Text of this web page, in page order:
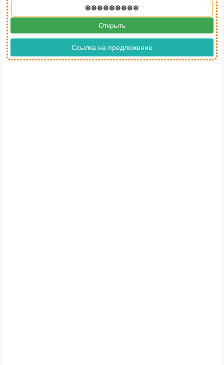
Открыть
Ссылка на предложение